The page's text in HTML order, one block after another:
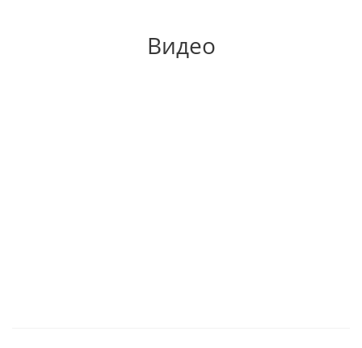
Видео